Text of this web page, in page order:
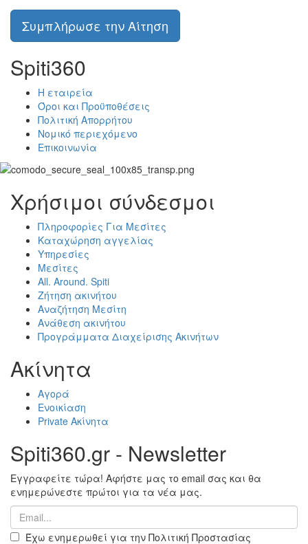
Συμπλήρωσε την Αίτηση
Spiti360
Η εταιρεία
Όροι και Προϋποθέσεις
Πολιτική Απορρήτου
Νομικό περιεχόμενο
Επικοινωνία
Χρήσιμοι σύνδεσμοι
Πληροφορίες Για Μεσίτες
Καταχώρηση αγγελίας
Υπηρεσίες
Μεσίτες
All. Around. Spiti
Ζήτηση ακινήτου
Αναζήτηση Μεσίτη
Ανάθεση ακινήτου
Προγράμματα Διαχείρισης Ακινήτων
Ακίνητα
Αγορά
Ενοικίαση
Private Ακίνητα
Spiti360.gr - Newsletter
Εγγραφείτε τώρα! Αφήστε μας το email σας και θα
ενημερώνεστε πρώτοι για τα νέα μας.
Έχω ενημερωθεί για την Πολιτική Προστασίας